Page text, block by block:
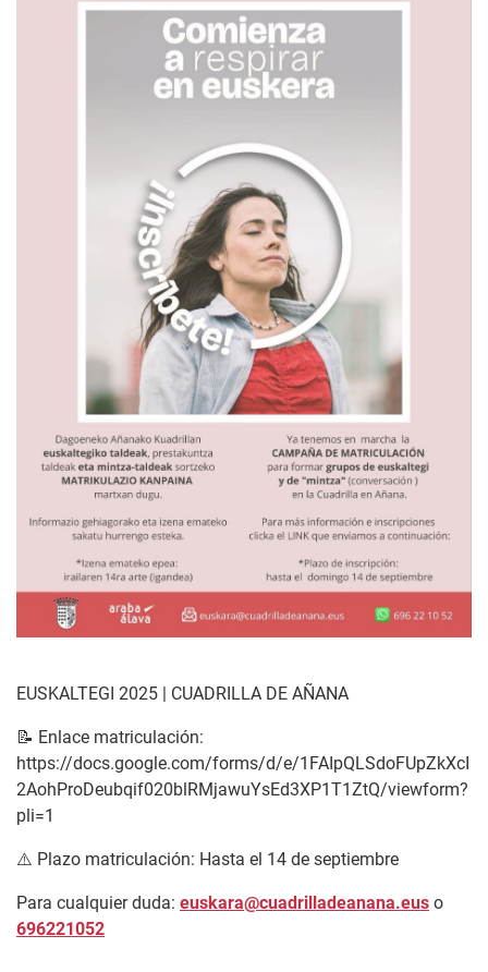
EUSKALTEGI 2025 | CUADRILLA DE AÑANA
📝 Enlace matriculación:
https://docs.google.com/forms/d/e/1FAIpQLSdoFUpZkXcI
2AohProDeubqif020blRMjawuYsEd3XP1T1ZtQ/viewform?
pli=1
⚠️ Plazo matriculación: Hasta el 14 de septiembre
Para cualquier duda: euskara@cuadrilladeanana.eus o
696221052